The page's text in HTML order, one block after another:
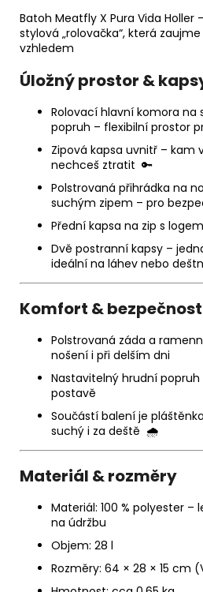
Batoh Meatfly X Pura Vida Holler
stylová „rolovačka“, která
vzhledem
Úložný prostor &
Rolovací hlavní komora na
popruh – flexibilní prostor
Zipová kapsa uvnitř – kam
nechceš ztratit 🔑
Polstrovaná přihrádka na
suchým zipem – pro
Přední kapsa na zip s logem
Dvě postranní kapsy –
ideální na láhev nebo
Komfort & bezpečnost
Polstrovaná záda a
nošení i při delším dni
Nastavitelný hrudní popruh
postavě
Součástí balení je pláštěnka
suchý i za deště 🌧️
Materiál & rozměry
Materiál: 100 % polyester –
na údržbu
Objem: 28 l
Rozměry: 64 × 28 × 15 cm